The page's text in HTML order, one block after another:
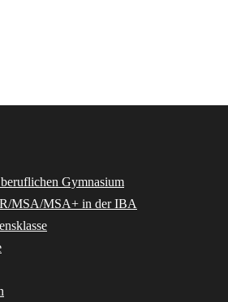
Gymnasium
MSA/MSA+ in der IBA